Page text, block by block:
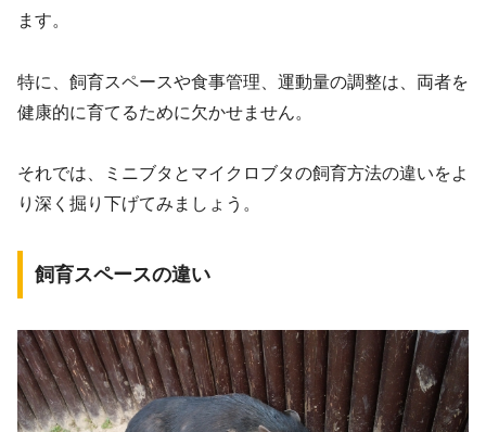
ます。
特に、飼育スペースや食事管理、運動量の調整は、両者を
健康的に育てるために欠かせません。
それでは、ミニブタとマイクロブタの飼育方法の違いをよ
り深く掘り下げてみましょう。
飼育スペースの違い